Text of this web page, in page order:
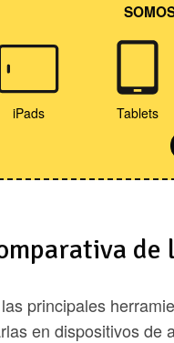
iPads Tablets
de
principales
en dispositivos de